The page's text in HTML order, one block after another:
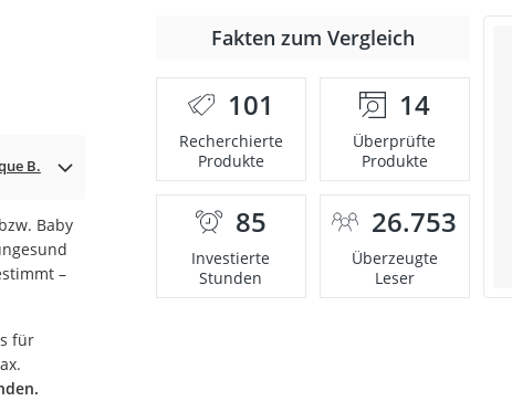
B.
Baby
–
für
Fakten zum Vergleich
101
Recherchierte
Produkte
14
Überprüfte
Produkte
85
Investierte
Stunden
26.753
Überzeugte
Leser